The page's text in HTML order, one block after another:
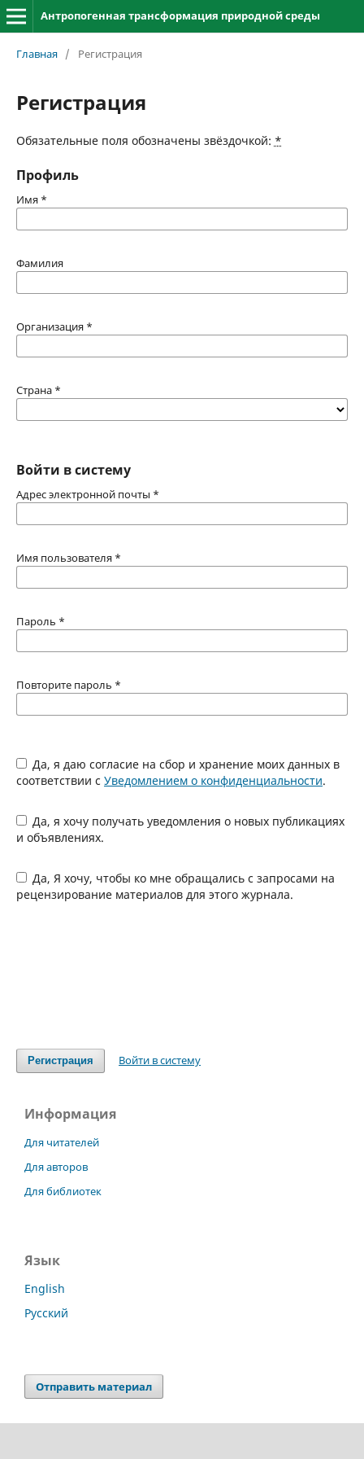
Антропогенная трансформация природной среды
Главная / Регистрация
Регистрация
Обязательные поля обозначены звёздочкой: *
Профиль
Имя *
Фамилия
Организация *
Страна *
Войти в систему
Адрес электронной почты *
Имя пользователя *
Пароль *
Повторите пароль *
Да, я даю согласие на сбор и хранение моих данных в
соответствии с Уведомлением о конфиденциальности.
Да, я хочу получать уведомления о новых публикациях
и объявлениях.
Да, Я хочу, чтобы ко мне обращались с запросами на
рецензирование материалов для этого журнала.
Регистрация Войти в систему
Информация
Для читателей
Для авторов
Для библиотек
Язык
English
Русский
Отправить материал